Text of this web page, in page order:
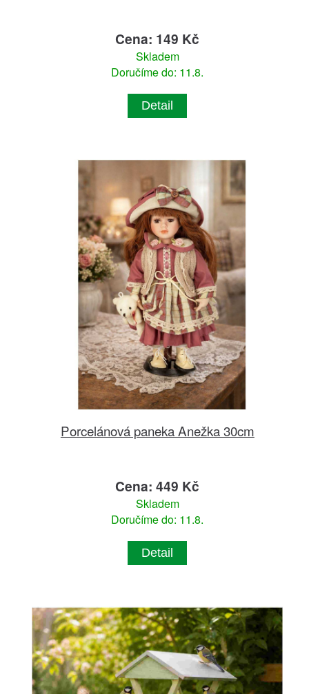
Cena: 149 Kč
Skladem
Doručíme do: 11.8.
Detail
Porcelánová paneka Anežka 30cm
Cena: 449 Kč
Skladem
Doručíme do: 11.8.
Detail